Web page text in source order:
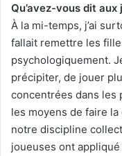
Qu’avez-vous dit
À la mi-temps, j’ai
fallait remettre les
psychologiquement.
précipiter, de jouer
concentrées dans les
les moyens de faire
notre discipline
joueuses ont